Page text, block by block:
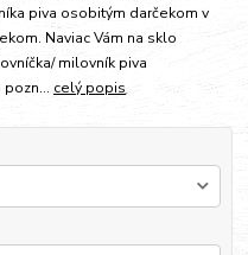
piva osobitým darčekom v
Naviac Vám na sklo
milovník piva
celý popis